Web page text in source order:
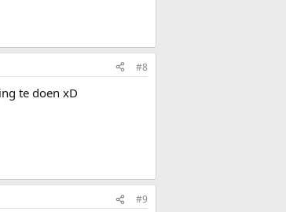
#8
te doen xD
#9